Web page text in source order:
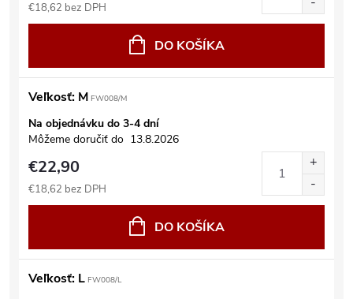
€18,62 bez DPH
DO KOŠÍKA
Veľkosť: M FW008/M
Na objednávku do 3-4 dní
Môžeme doručiť do 13.8.2026
€22,90
€18,62 bez DPH
DO KOŠÍKA
Veľkosť: L FW008/L